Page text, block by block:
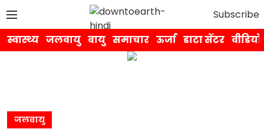
Subscribe
स्वास्थ्य जलवायु वायु समाचार ऊर्जा डाटा सेंटर वीडियो
जलवायु